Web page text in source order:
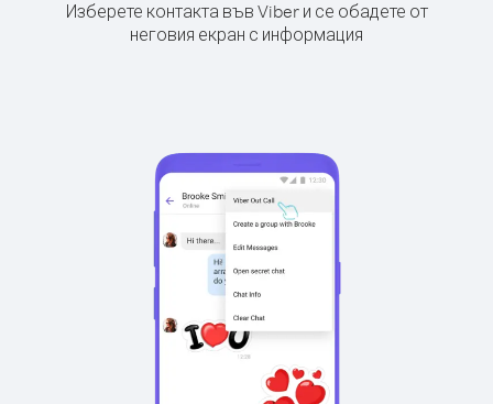
Изберете контакта във Viber и се обадете от
неговия екран с информация